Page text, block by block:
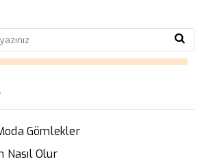
Gömlekler
Nasıl Olur